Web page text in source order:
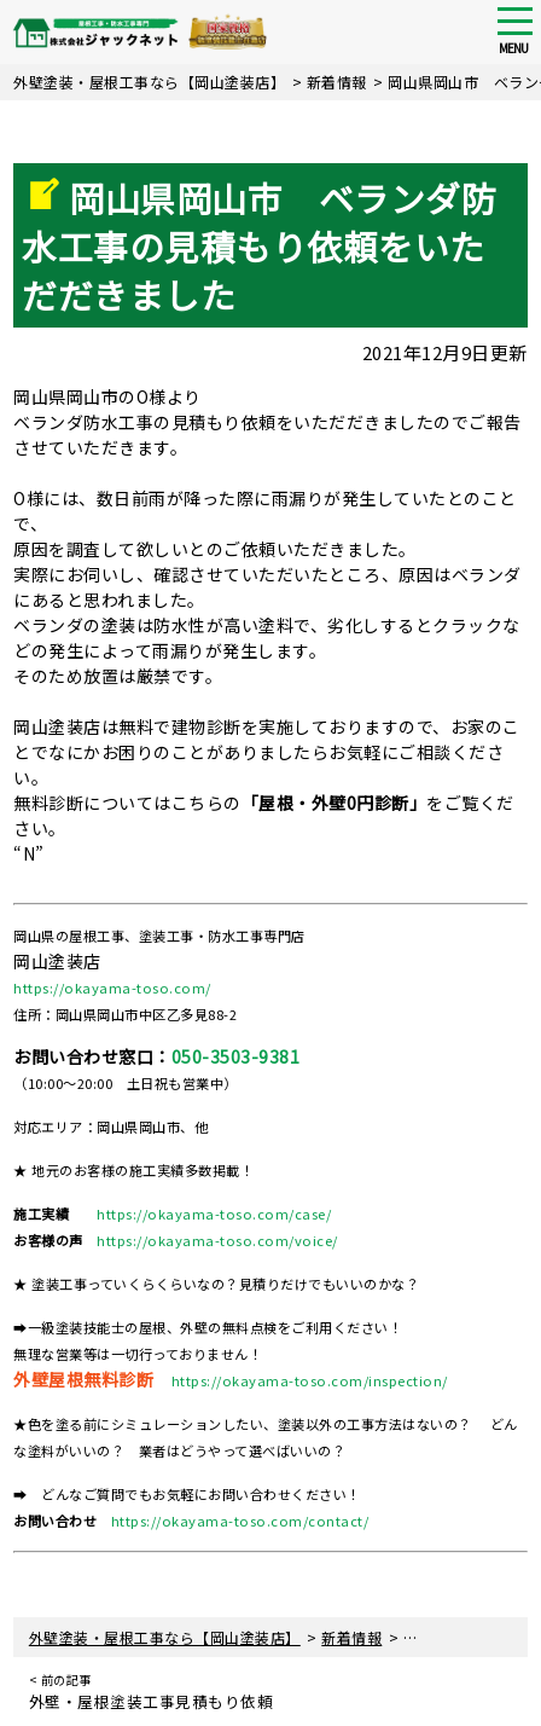
Skip
MENU
外壁塗装・屋根工事なら【岡山塗装店】 > 新着情報 > 岡山県岡山市 ベラン
岡山県岡山市 ベランダ防
水工事の見積もり依頼をいた
だだきました
2021年12月9日更新
岡山県岡山市のO様より
ベランダ防水工事の見積もり依頼をいただだきましたのでご報告
させていただきます。
O様には、数日前雨が降った際に雨漏りが発生していたとのこと
で、
原因を調査して欲しいとのご依頼いただきました。
実際にお伺いし、確認させていただいたところ、原因はベランダ
にあると思われました。
ベランダの塗装は防水性が高い塗料で、劣化しするとクラックな
どの発生によって雨漏りが発生します。
そのため放置は厳禁です。
岡山塗装店は無料で建物診断を実施しておりますので、お家のこ
とでなにかお困りのことがありましたらお気軽にご相談くださ
い。
無料診断についてはこちらの 「屋根・外壁0円診断」 をご覧くだ
さい。
“N”
岡山県の屋根工事、塗装工事・防水工事専門店
岡山塗装店
https://okayama-toso.com/
住所：岡山県岡山市中区乙多見88-2
お問い合わせ窓口： 050-3503-9381
（10:00～20:00 土日祝も営業中）
対応エリア：岡山県岡山市、他
★ 地元のお客様の施工実績多数掲載！
施工実績
https://okayama-toso.com/case/
お客様の声
https://okayama-toso.com/voice/
★ 塗装工事っていくらくらいなの？見積りだけでもいいのかな？
➡一級塗装技能士の屋根、外壁の無料点検をご利用ください！
無理な営業等は一切行っておりません！
外壁屋根無料診断 https://okayama-toso.com/inspection/
★色を塗る前にシミュレーションしたい、塗装以外の工事方法はないの？ どん
な塗料がいいの？ 業者はどうやって選べばいいの？
➡ どんなご質問でもお気軽にお問い合わせください！
お問い合わせ
https://okayama-toso.com/contact/
外壁塗装・屋根工事なら【岡山塗装店】 >新着情報 > 岡山県岡山市 ベラ
< 前の記事
外壁・屋根塗装工事見積もり依頼